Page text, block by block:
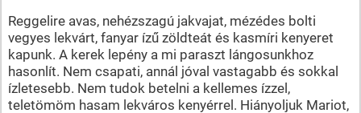
Reggelire avas, nehézszagú jakvajat, mézédes bolti
vegyes lekvárt, fanyar ízű zöldteát és kasmíri kenyeret
kapunk. A kerek lepény a mi paraszt lángosunkhoz
hasonlít. Nem csapati, annál jóval vastagabb és sokkal
ízletesebb. Nem tudok betelni a kellemes ízzel,
teletömöm hasam lekváros kenyérrel. Hiányoljuk Mariot,